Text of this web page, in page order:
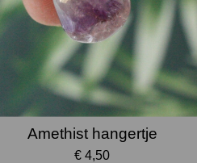
Amethist hangertje
€ 4,50